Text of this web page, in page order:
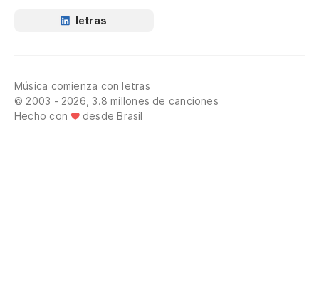
letras
Música comienza con letras
© 2003 - 2026, 3.8 millones de canciones
Hecho con
desde Brasil